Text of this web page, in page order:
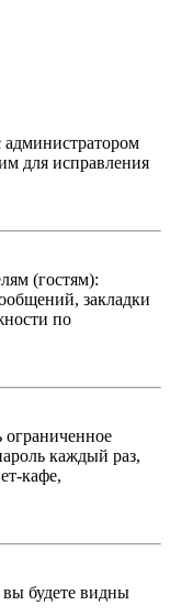
администратором
для исправления
(гостям):
закладки
по
каждый раз,
кафе,
будете видны